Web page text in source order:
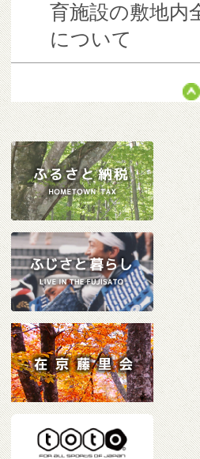
育施設の敷地内
について